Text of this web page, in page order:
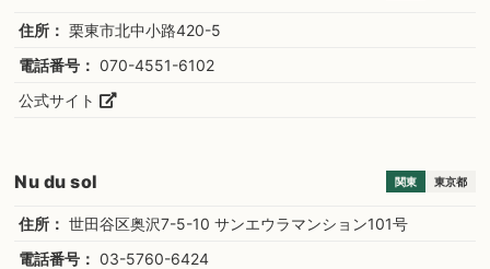
住所： 栗東市北中小路420-5
電話番号： 070-4551-6102
公式サイト
Nu du sol 関東 東京都
住所： 世田谷区奥沢7-5-10 サンエウラマンション101号
電話番号： 03-5760-6424